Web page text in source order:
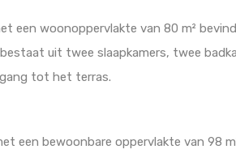
een woonoppervlakte van 80 m²
uit twee slaapkamers, twee
tot het terras.
een bewoonbare oppervlakte van 98